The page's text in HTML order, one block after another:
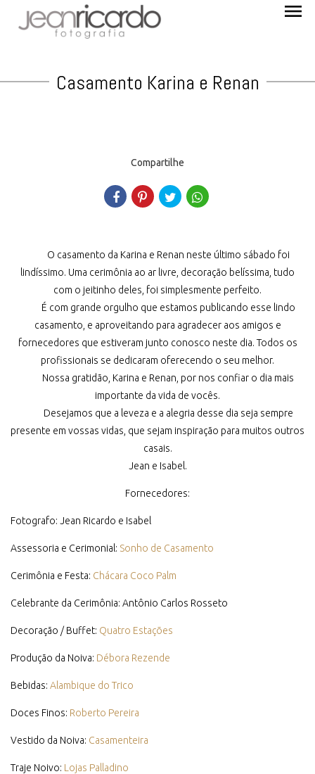
menu
Casamento Karina e Renan
Compartilhe
O casamento da Karina e Renan neste último sábado foi
lindíssimo. Uma cerimônia ao ar livre, decoração belíssima, tudo
com o jeitinho deles, foi simplesmente perfeito.
É com grande orgulho que estamos publicando esse lindo
casamento, e aproveitando para agradecer aos amigos e
fornecedores que estiveram junto conosco neste dia. Todos os
profissionais se dedicaram oferecendo o seu melhor.
Nossa gratidão, Karina e Renan, por nos confiar o dia mais
importante da vida de vocês.
Desejamos que a leveza e a alegria desse dia seja sempre
presente em vossas vidas, que sejam inspiração para muitos outros
casais.
Jean e Isabel.
Fornecedores:
Fotografo: Jean Ricardo e Isabel
Assessoria e Cerimonial: Sonho de Casamento
Cerimônia e Festa: Chácara Coco Palm
Celebrante da Cerimônia: Antônio Carlos Rosseto
Decoração / Buffet: Quatro Estações
Produção da Noiva: Débora Rezende
Bebidas: Alambique do Trico
Doces Finos: Roberto Pereira
Vestido da Noiva: Casamenteira
Traje Noivo: Lojas Palladino